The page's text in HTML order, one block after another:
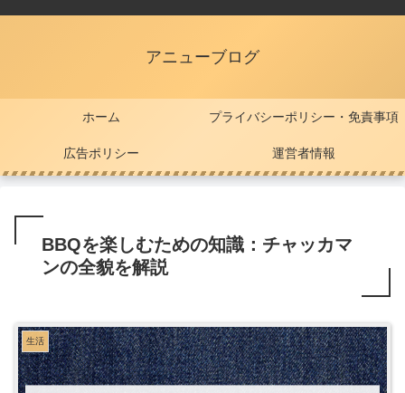
アニューブログ
ホーム プライバシーポリシー・免責事項
広告ポリシー 運営者情報
BBQを楽しむための知識：チャッカマ
ンの全貌を解説
生活